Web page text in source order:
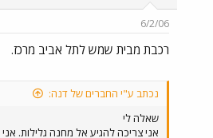
6/2/06
רכבת מבית שמש לתל אביב מרכז.
נכתב ע"י החברים של דנה:
שאלה לי
אני צריכה להגיע אל מחנה גלילות.